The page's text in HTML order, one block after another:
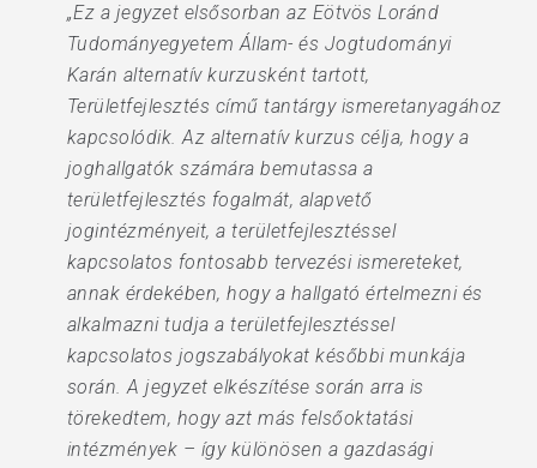
„Ez a jegyzet elsősorban az Eötvös Loránd
Tudományegyetem Állam- és Jogtudományi
Karán alternatív kurzusként tartott,
Területfejlesztés című tantárgy ismeretanyagához
kapcsolódik. Az alternatív kurzus célja, hogy a
joghallgatók számára bemutassa a
területfejlesztés fogalmát, alapvető
jogintézményeit, a területfejlesztéssel
kapcsolatos fontosabb tervezési ismereteket,
annak érdekében, hogy a hallgató értelmezni és
alkalmazni tudja a területfejlesztéssel
kapcsolatos jogszabályokat későbbi munkája
során. A jegyzet elkészítése során arra is
törekedtem, hogy azt más felsőoktatási
intézmények – így különösen a gazdasági